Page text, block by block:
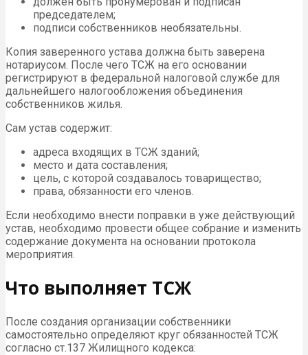
председателем;
подписи собственников необязательны.
Копия заверенного устава должна быть заверена
нотариусом. После чего ТСЖ на его основании
регистрируют в федеральной налоговой службе для
дальнейшего налогообложения объединения
собственников жилья.
Сам устав содержит:
адреса входящих в ТСЖ зданий;
место и дата составления;
цель, с которой создавалось товарищество;
права, обязанности его членов.
Если необходимо внести поправки в уже действующий
устав, необходимо провести общее собрание и изменить
содержание документа на основании протокола
мероприятия.
Что выполняет ТСЖ
После создания организации собственники
самостоятельно определяют круг обязанностей ТСЖ
согласно ст.137 Жилищного кодекса: